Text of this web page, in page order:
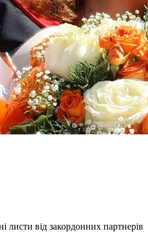
листи від закордонних партнерів